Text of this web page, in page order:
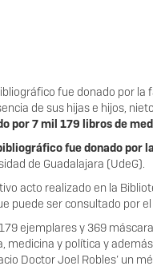
fue donado por la
de sus hijas e hijos,
por 7 mil 179 libros de
fue donado por
de Guadalajara (UdeG).
acto realizado en la
puede ser consultado por
ejemplares y 369
medicina y política y
Doctor Joel Robles’ un